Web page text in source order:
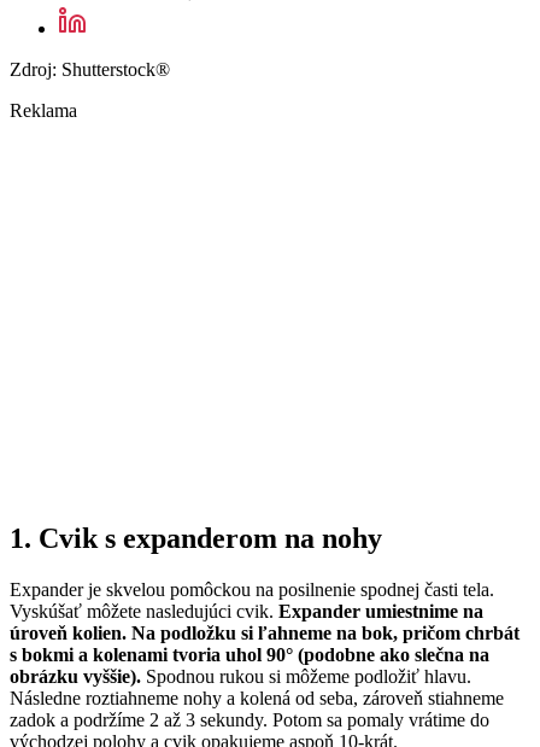
Zdroj: Shutterstock®
Reklama
1. Cvik s expanderom na nohy
Expander je skvelou pomôckou na posilnenie spodnej časti tela.
Vyskúšať môžete nasledujúci cvik. Expander umiestnime na
úroveň kolien. Na podložku si ľahneme na bok, pričom chrbát
s bokmi a kolenami tvoria uhol 90° (podobne ako slečna na
obrázku vyššie). Spodnou rukou si môžeme podložiť hlavu.
Následne roztiahneme nohy a kolená od seba, zároveň stiahneme
zadok a podržíme 2 až 3 sekundy. Potom sa pomaly vrátime do
východzej polohy a cvik opakujeme aspoň 10-krát.